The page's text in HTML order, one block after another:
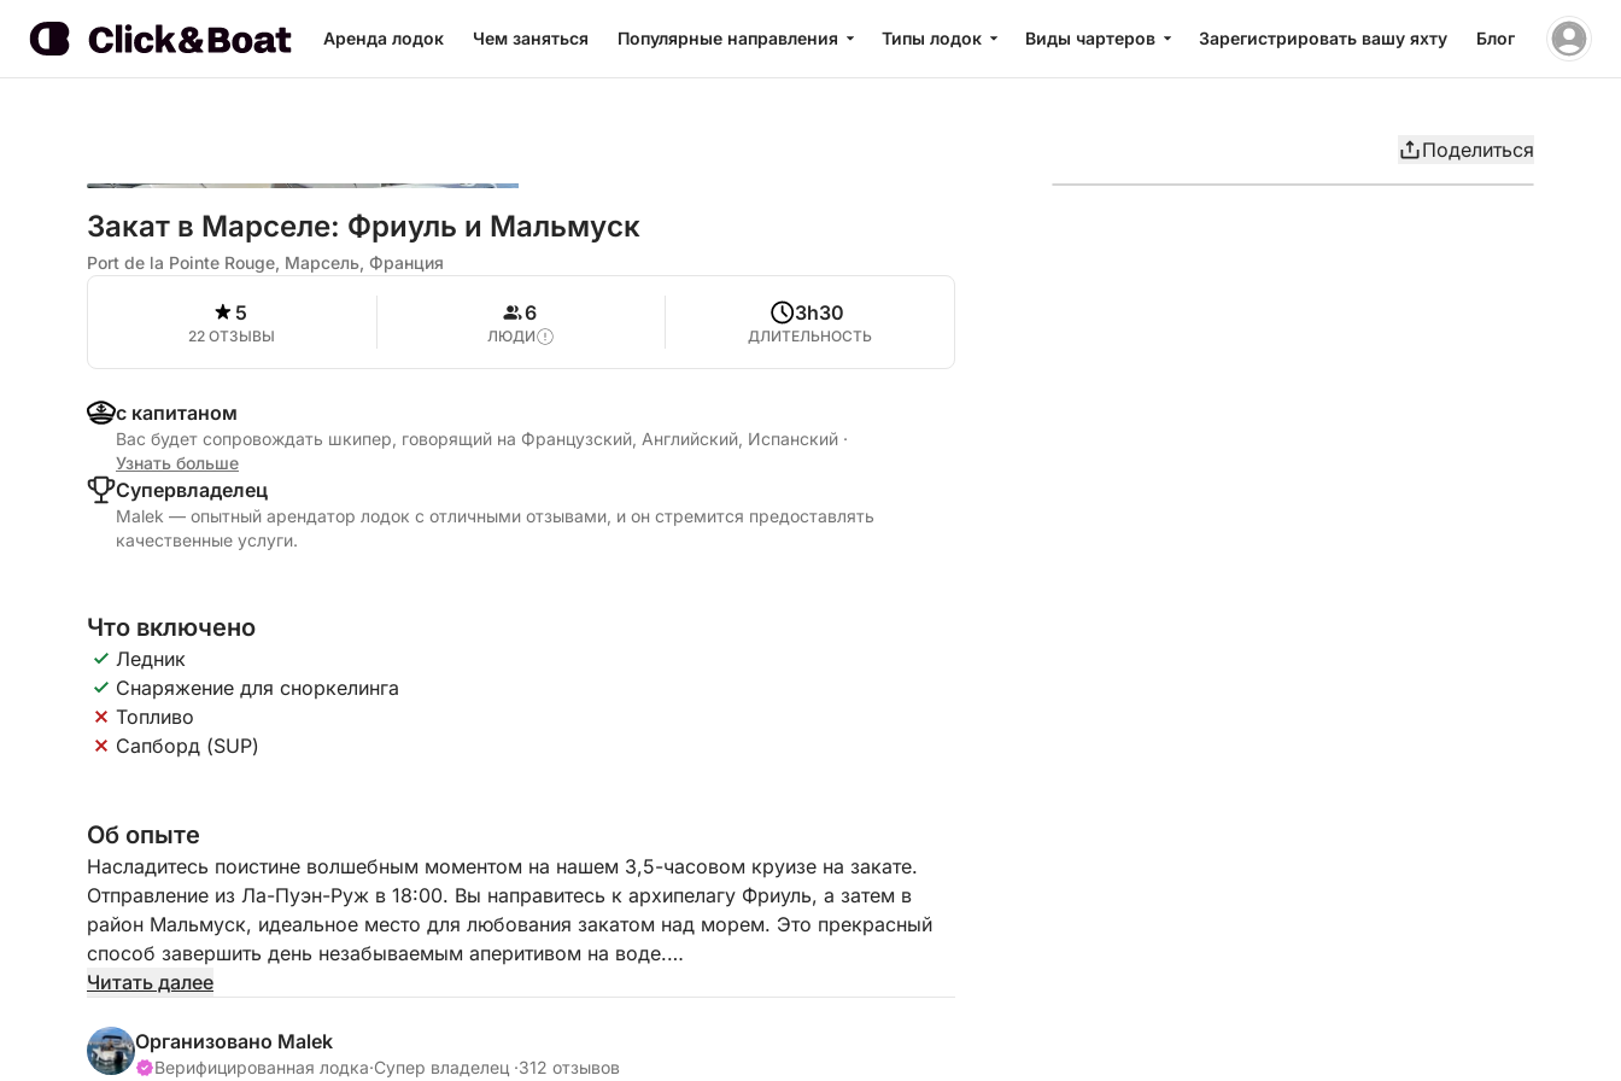
Аренда лодок Чем заняться Популярные направления Типы лодок Виды чартеров Зарегистрировать вашу яхту Блог
Поделиться
Закат в Марселе: Фриуль и Мальмуск
Port de la Pointe Rouge, Марсель, Франция
5
22 ОТЗЫВЫ
6
ЛЮДИ
3h30
ДЛИТЕЛЬНОСТЬ
с капитаном
Вас будет сопровождать шкипер, говорящий на Французский, Английский, Испанский ·
Узнать больше
Cупервладелец
Malek — опытный арендатор лодок с отличными отзывами, и он стремится предоставлять
качественные услуги.
Что включено
Ледник
Снаряжение для сноркелинга
Топливо
Сапборд (SUP)
Об опыте
Насладитесь поистине волшебным моментом на нашем 3,5-часовом круизе на закате.
Отправление из Ла-Пуэн-Руж в 18:00. Вы направитесь к архипелагу Фриуль, а затем в
район Мальмуск, идеальное место для любования закатом над морем. Это прекрасный
способ завершить день незабываемым аперитивом на воде.
можно дополнительно арендовать сапборд (SUP) за 30 евро.
Небольшая цена этого путешествия гарантирует эксклюзивные воспоминания о золотом
Читать далее
Организовано Malek
Верифицированная лодка·Супер владелец ·312 отзывов